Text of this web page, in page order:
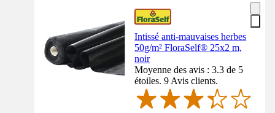
Intissé anti-mauvaises herbes
50g/m² FloraSelf® 25x2 m,
noir
Moyenne des avis : 3.3 de 5
étoiles. 9 Avis clients.